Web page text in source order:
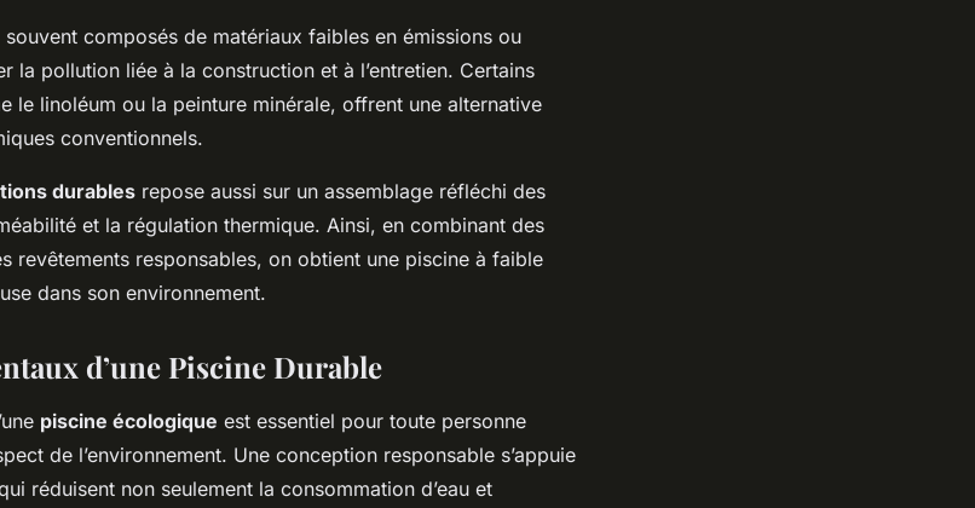
souvent composés de matériaux faibles en émissions ou
la pollution liée à la construction et à l’entretien. Certains
le linoléum ou la peinture minérale, offrent une alternative
conventionnels.
durables repose aussi sur un assemblage réfléchi des
et la régulation thermique. Ainsi, en combinant des
revêtements responsables, on obtient une piscine à faible
dans son environnement.
d’une Piscine Durable
piscine écologique est essentiel pour toute personne
de l’environnement. Une conception responsable s’appuie
réduisent non seulement la consommation d’eau et